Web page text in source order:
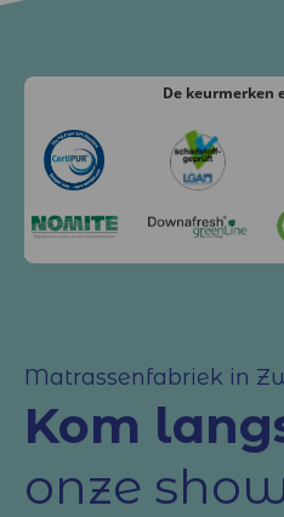
De keurmerken
Matrassenfabriek in
Kom
onze